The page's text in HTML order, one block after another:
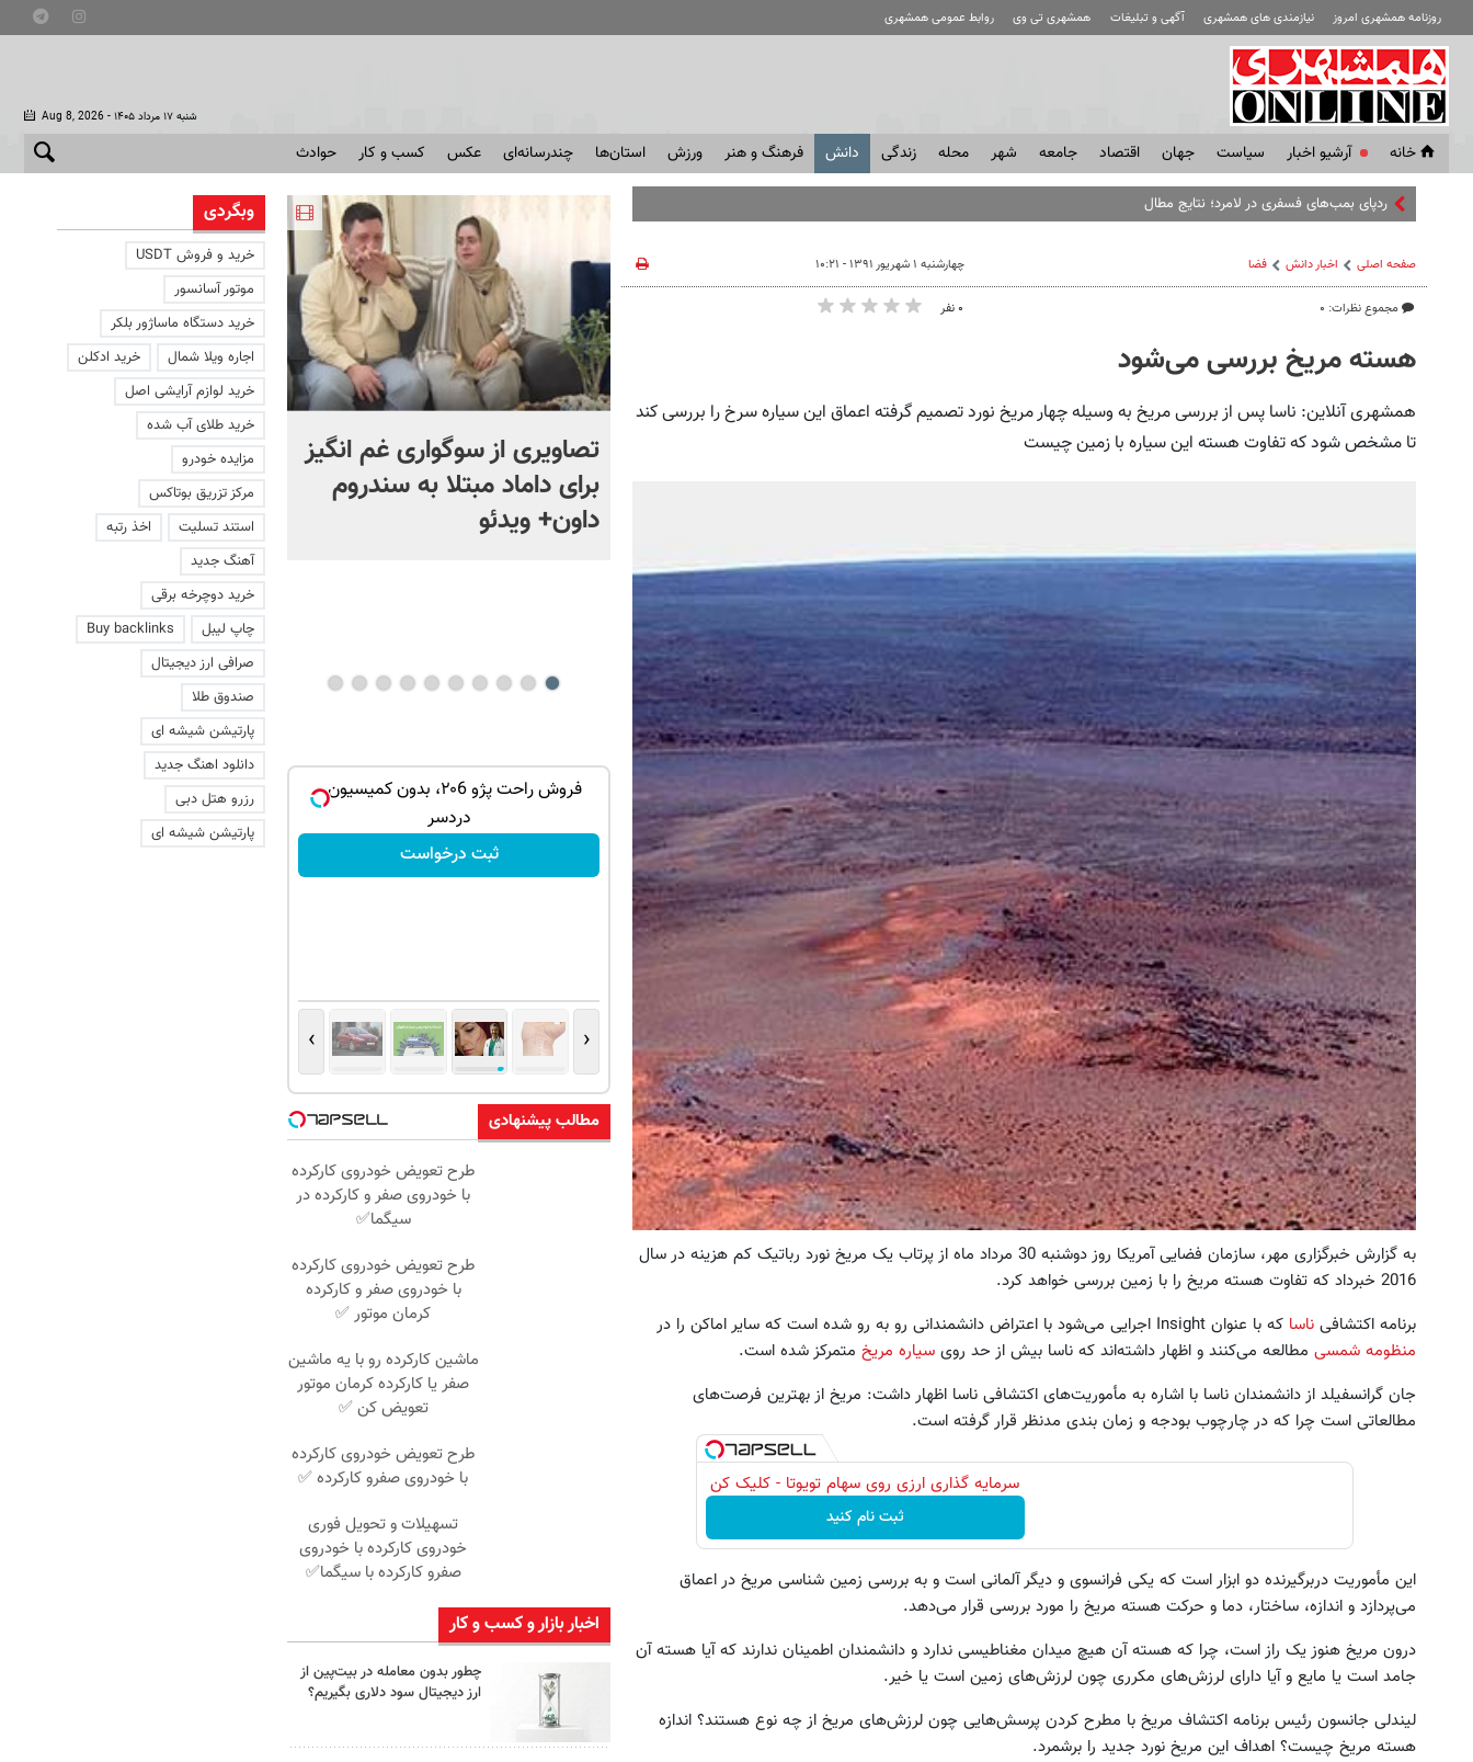
روزنامه همشهری امروز نیازمندی های همشهری آگهی و تبلیغات همشهری تی وی روابط عمومی همشهری
Aug 8, 2026 - شنبه ۱۷ مرداد ۱۴۰۵
خانه آرشیو اخبار سياست جهان اقتصاد جامعه شهر محله زندگی دانش فرهنگ و هنر ورزش استان‌ها چندرسانه‌ای عکس کسب و کار حوادث
ردپای بمب‌های فسفری در لامرد؛ نتایج مطالعات‌مان را به گوش جهان می‌
صفحه اصلی اخبار دانش فضا
مجموع نظرات: ۰
چهارشنبه ۱ شهریور ۱۳۹۱ - ۱۰:۲۱
۰ نفر
هسته مریخ بررسی می‌شود
همشهری آنلاین: ناسا پس از بررسی مریخ به وسیله چهار مریخ نورد تصمیم گرفته اعماق این سیاره سرخ را بررسی کند
تا مشخص شود که تفاوت هسته این سیاره با زمین چیست
به گزارش خبرگزاری مهر، سازمان فضایی آمریکا روز دوشنبه 30 مرداد ماه از پرتاب یک مریخ نورد رباتیک کم هزینه در سال
2016 خبرداد که تفاوت هسته مریخ را با زمین بررسی خواهد کرد.
برنامه اکتشافی ناسا که با عنوان Insight اجرایی می‌شود با اعتراض دانشمندانی رو به رو شده است که سایر اماکن را در
منظومه شمسی مطالعه می‌کنند و اظهار داشته‌اند که ناسا بیش از حد روی سیاره مریخ متمرکز شده است.
جان گرانسفیلد از دانشمندان ناسا با اشاره به مأموریت‌های اکتشافی ناسا اظهار داشت: مریخ از بهترین فرصت‌های
مطالعاتی است چرا که در چارچوب بودجه و زمان بندی مدنظر قرار گرفته است.
سرمایه گذاری ارزی روی سهام تویوتا - کلیک کن
ثبت نام کنید
این مأموریت دربرگیرنده دو ابزار است که یکی فرانسوی و دیگر آلمانی است و به بررسی زمین شناسی مریخ در اعماق
می‌پردازد و اندازه، ساختار، دما و حرکت هسته مریخ را مورد بررسی قرار می‌دهد.
درون مریخ هنوز یک راز است، چرا که هسته آن هیچ میدان مغناطیسی ندارد و دانشمندان اطمینان ندارند که آیا هسته آن
جامد است یا مایع و آیا دارای لرزش‌های مکرری چون لرزش‌های زمین است یا خیر.
لیندلی جانسون رئیس برنامه اکتشاف مریخ با مطرح کردن پرسش‌هایی چون لرزش‌های مریخ از چه نوع هستند؟ اندازه
هسته مریخ چیست؟ اهداف این مریخ نورد جدید را برشمرد.
درباره مخدر «ناس»
تصاویری از سوگواری غم انگیز
برای داماد مبتلا به سندروم
داون+ ویدئو
کریدور مشترک ایران و
چگونه عامل پیروزی
ایران می‌شود؟ | ویدئو
جای زخم و بخیه داری؟؟ 3 هفته‌ای محوش
کن!
کلیک کن!
برای اولین بار در ایران🇮🇷 این دکتر کرم
ترمیم کننده 23 روزه ساخت!
کلیک کن!
خرید قطعات و بیمه ماشین با یدک دات کام؛
سریع عضو شو
کلیک کن!
فروش راحت پژو ۲۰6، بدون کمیسیون و
دردسر
ثبت درخواست
‹
›
مطالب پیشنهادی
طرح تعویض خودروی کارکرده
با خودروی صفر و کارکرده در
سیگما✅
طرح تعویض خودروی کارکرده
با خودروی صفر و کارکرده
کرمان موتور ✅
ماشین کارکرده رو با یه ماشین
صفر یا کارکرده کرمان موتور
تعویض کن ✅
طرح تعویض خودروی کارکرده
با خودروی صفرو کارکرده ✅
تسهیلات و تحویل فوری
خودروی کارکرده با خودروی
صفرو کارکرده با سیگما✅
اخبار بازار و کسب و کار
چطور بدون معامله در بیت‌پین از
ارز دیجیتال سود دلاری بگیریم؟
وبگردی
خرید و فروش USDT
موتور آسانسور
خرید دستگاه ماساژور بلکر
اجاره ویلا شمال
خرید ادکلن
خرید لوازم آرایشی اصل
خرید طلای آب شده
مزایده خودرو
مرکز تزریق بوتاکس
استند تسلیت
اخذ رتبه
آهنگ جدید
خرید دوچرخه برقی
چاپ لیبل
Buy backlinks
صرافی ارز دیجیتال
صندوق طلا
پارتیشن شیشه ای
دانلود اهنگ جدید
رزرو هتل دبی
پارتیشن شیشه ای